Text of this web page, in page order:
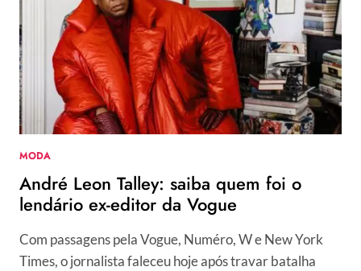
EVENTO
COM
A
AYURVEDA
COACH
RENATA
DE
ABREU
MODA
André Leon Talley: saiba quem foi o
lendário ex-editor da Vogue
Com passagens pela Vogue, Numéro, W e New York
Times, o jornalista faleceu hoje após travar batalha